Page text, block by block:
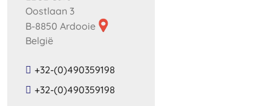
Oostlaan 3
B-8850 Ardooie
België
+32-(0)490359198
+32-(0)490359198